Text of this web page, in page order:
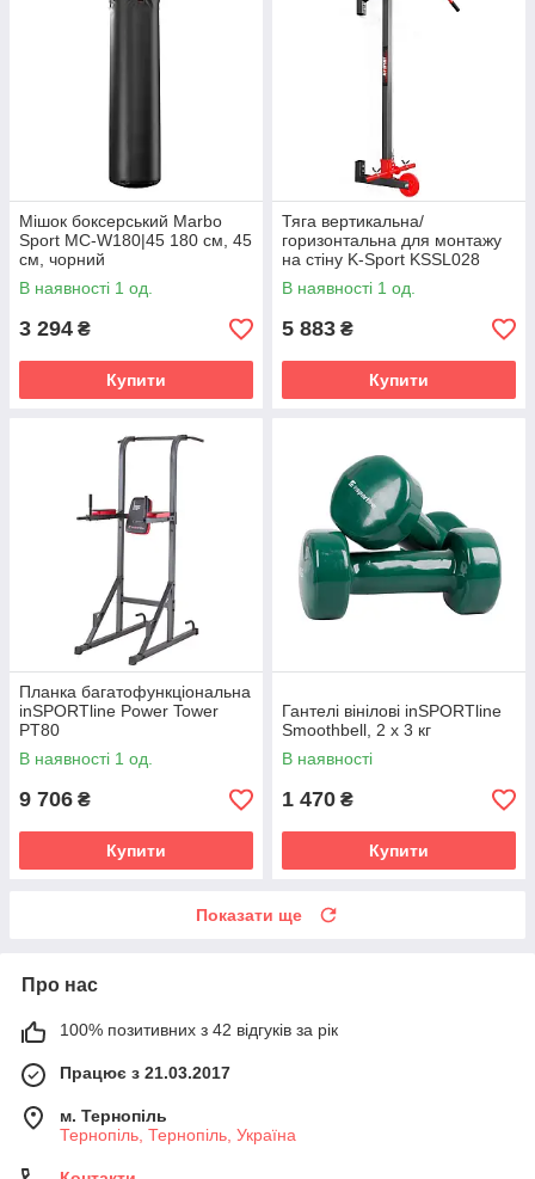
Мішок боксерський Marbo
Sport MC-W180|45 180 см, 45
см, чорний
В наявності 1 од.
3 294 ₴
Купити
Тяга вертикальна/
горизонтальна для монтажу
на стіну K-Sport KSSL028
В наявності 1 од.
5 883 ₴
Купити
Планка багатофункціональна
inSPORTline Power Tower
PT80
В наявності 1 од.
9 706 ₴
Купити
Гантелі вінілові inSPORTline
Smoothbell, 2 x 3 кг
В наявності
1 470 ₴
Купити
Показати ще
Про нас
100% позитивних з 42 відгуків за рік
Працює з 21.03.2017
м. Тернопіль
Тернопіль, Тернопіль, Україна